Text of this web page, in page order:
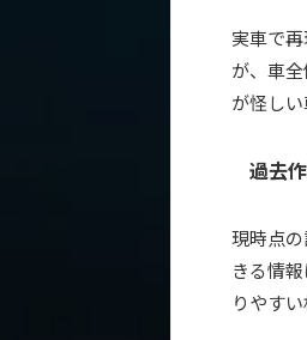
実車で
が、車
が怪しい
過去
現時点
きる情
りやすい